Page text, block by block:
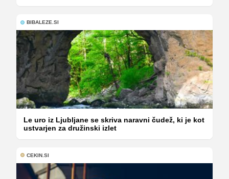
BIBALEZE.SI
Le uro iz Ljubljane se skriva naravni čudež, ki je kot
ustvarjen za družinski izlet
CEKIN.SI